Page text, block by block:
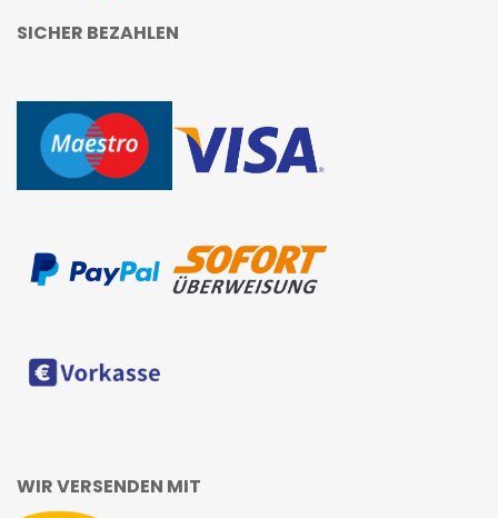
SICHER BEZAHLEN
WIR VERSENDEN MIT